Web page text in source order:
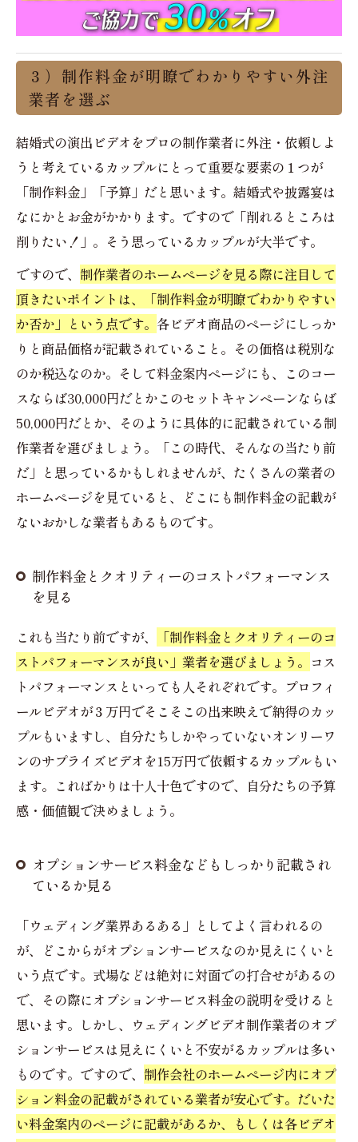
３）制作料金が明瞭でわかりやすい外注
業者を選ぶ
結婚式の演出ビデオをプロの制作業者に外注・依頼しよ
うと考えているカップルにとって重要な要素の１つが
「制作料金」「予算」だと思います。結婚式や披露宴は
なにかとお金がかかります。ですので「削れるところは
削りたい！」。そう思っているカップルが大半です。
ですので、 制作業者のホームページを見る際に注目して
頂きたいポイントは、「制作料金が明瞭でわかりやすい
か否か」という点です。 各ビデオ商品のページにしっか
りと商品価格が記載されていること。その価格は税別な
のか税込なのか。そして料金案内ページにも、このコー
スならば30,000円だとかこのセットキャンペーンならば
50,000円だとか、そのように具体的に記載されている制
作業者を選びましょう。「この時代、そんなの当たり前
だ」と思っているかもしれませんが、たくさんの業者の
ホームページを見ていると、どこにも制作料金の記載が
ないおかしな業者もあるものです。
制作料金とクオリティーのコストパフォーマンス
を見る
これも当たり前ですが、
「制作料金とクオリティーのコ
ストパフォーマンスが良い」業者を選びましょう。 コス
トパフォーマンスといっても人それぞれです。プロフィ
ールビデオが３万円でそこそこの出来映えで納得のカッ
プルもいますし、自分たちしかやっていないオンリーワ
ンのサプライズビデオを15万円で依頼するカップルもい
ます。こればかりは十人十色ですので、自分たちの予算
感・価値観で決めましょう。
オプションサービス料金などもしっかり記載され
ているか見る
「ウェディング業界あるある」としてよく言われるの
が、どこからがオプションサービスなのか見えにくいと
いう点です。式場などは絶対に対面での打合せがあるの
で、その際にオプションサービス料金の説明を受けると
思います。しかし、ウェディングビデオ制作業者のオプ
ションサービスは見えにくいと不安がるカップルは多い
ものです。ですので、 制作会社のホームページ内にオプ
ション料金の記載がされている業者が安心です。だいた
い料金案内のページに記載があるか、もしくは各ビデオ